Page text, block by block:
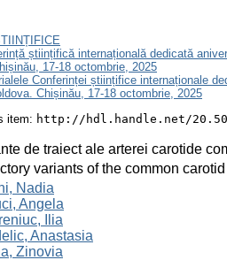
științifică internațională dedicată
17-18 octombrie, 2025
Conferinței științifice internaționale
Chișinău, 17-18 octombrie, 2025
item: http://hdl.handle.net/
de traiect ale arterei carotide
variants of the common
Nadia
Angela
Ilia
Anastasia
Zinovia